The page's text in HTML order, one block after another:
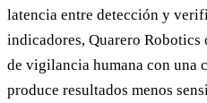
latencia entre detección y
indicadores, Quarero
de vigilancia humana con una
produce resultados menos